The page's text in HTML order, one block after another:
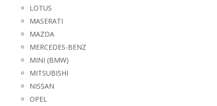
LOTUS
MASERATI
MAZDA
MERCEDES-BENZ
MINI (BMW)
MITSUBISHI
NISSAN
OPEL